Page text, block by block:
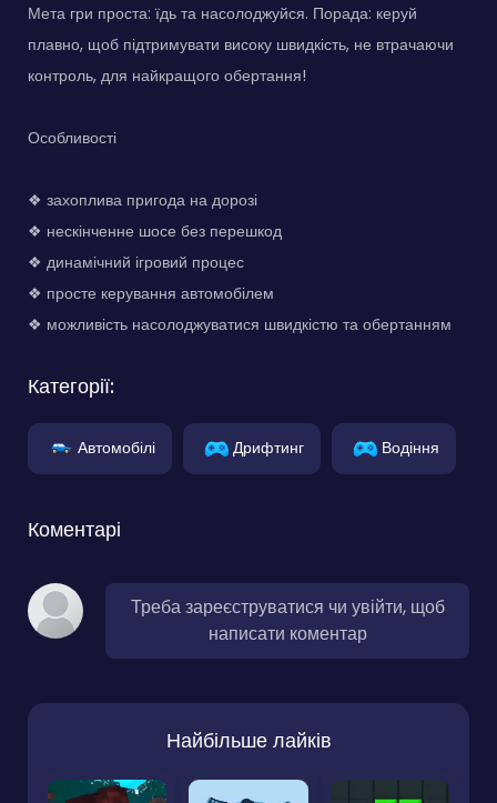
Мета гри проста: їдь та насолоджуйся. Порада: керуй
плавно, щоб підтримувати високу швидкість, не втрачаючи
контроль, для найкращого обертання!
Особливості
❖ захоплива пригода на дорозі
❖ нескінченне шосе без перешкод
❖ динамічний ігровий процес
❖ просте керування автомобілем
❖ можливість насолоджуватися швидкістю та обертанням
Категорії:
Автомобілі Дрифтинг Водіння
Коментарі
Треба зареєструватися чи увійти, щоб
написати коментар
Найбільше лайків